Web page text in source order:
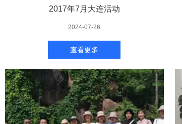
2017年7月大连活动
2024-07-26
查看更多